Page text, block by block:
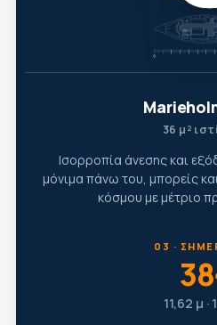
36 μ²
Ισορροπία άνεσης και
μόνιμα πάνω του, μπορείς
κόσμου με μέτριο
03 ·
38
11,62 μ ·